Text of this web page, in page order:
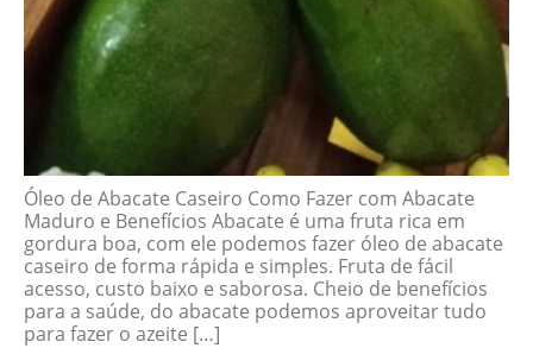
Óleo de Abacate Caseiro Como Fazer com Abacate
Maduro e Benefícios Abacate é uma fruta rica em
gordura boa, com ele podemos fazer óleo de abacate
caseiro de forma rápida e simples. Fruta de fácil
acesso, custo baixo e saborosa. Cheio de benefícios
para a saúde, do abacate podemos aproveitar tudo
para fazer o azeite […]